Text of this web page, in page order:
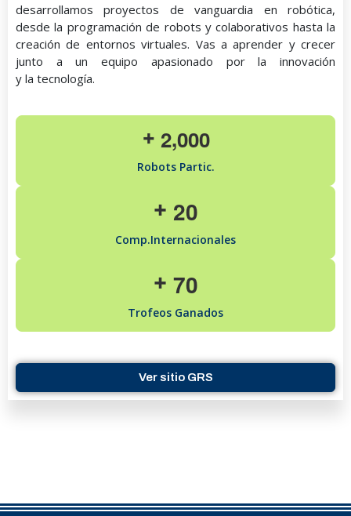
desarrollamos proyectos de vanguardia en robótica,
desde la programación de robots y colaborativos hasta la
creación de entornos virtuales. Vas a aprender y crecer
junto a un equipo apasionado por la innovación
y la tecnología.
+ 2,000
Robots Partic.
+ 20
Comp.Internacionales
+ 70
Trofeos Ganados
Ver sitio GRS